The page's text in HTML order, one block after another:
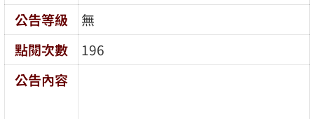
公告等級
無
點閱次數
196
公告內容